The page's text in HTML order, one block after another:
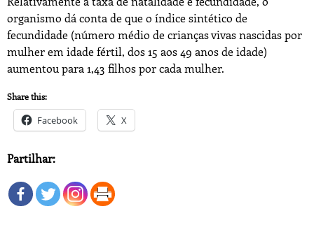
organismo dá conta de que o índice sintético de
fecundidade (número médio de crianças vivas nascidas por
mulher em idade fértil, dos 15 aos 49 anos de idade)
aumentou para 1,43 filhos por cada mulher.
Share this:
Facebook X
Partilhar: